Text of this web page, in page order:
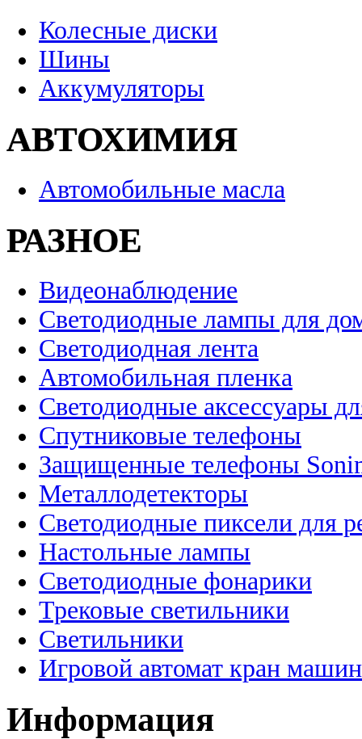
Колесные диски
Шины
Аккумуляторы
АВТОХИМИЯ
Автомобильные масла
РАЗНОЕ
Видеонаблюдение
Светодиодные лампы для
Светодиодная лента
Автомобильная пленка
Светодиодные аксессуары
Спутниковые телефоны
Защищенные телефоны
Металлодетекторы
Светодиодные пиксели для
Настольные лампы
Светодиодные фонарики
Трековые светильники
Светильники
Игровой автомат кран
Информация